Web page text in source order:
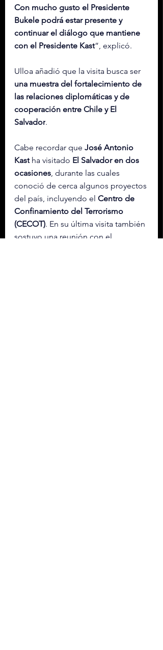
Con mucho gusto el Presidente
Bukele podrá estar presente y
continuar el diálogo que mantiene
con el Presidente Kast”, explicó.
Ulloa añadió que la visita busca ser
una muestra del fortalecimiento de
las relaciones diplomáticas y de
cooperación entre Chile y El
Salvador.
Cabe recordar que José Antonio
Kast ha visitado El Salvador en dos
ocasiones, durante las cuales
conoció de cerca algunos proyectos
del país, incluyendo el Centro de
Confinamiento del Terrorismo
(CECOT). En su última visita también
sostuvo una reunión con el